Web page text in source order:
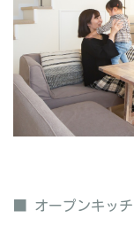
■ オープンキッ